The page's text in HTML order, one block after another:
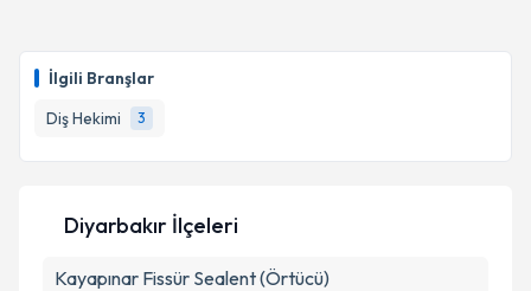
İlgili Branşlar
Diş Hekimi
3
Diyarbakır İlçeleri
Kayapınar Fissür Sealent (Örtücü)